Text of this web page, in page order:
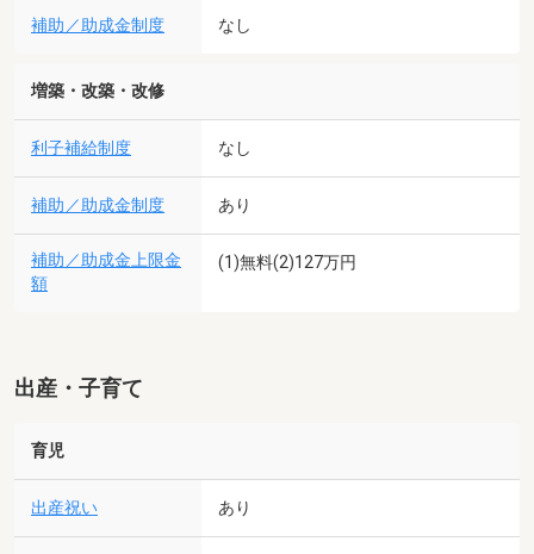
補助／助成金制度 なし
増築・改築・改修
利子補給制度 なし
補助／助成金制度 あり
補助／助成金上限金
額
(1)無料(2)127万円
出産・子育て
育児
出産祝い あり